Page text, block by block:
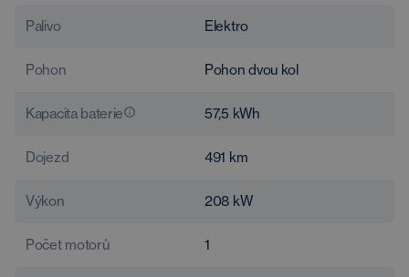
Palivo Elektro
Pohon Pohon dvou kol
Kapacita baterie 57,5 kWh
Dojezd 491 km
Výkon 208 kW
Počet motorů 1